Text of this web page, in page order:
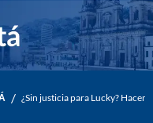
/ ¿Sin justicia para Lucky?